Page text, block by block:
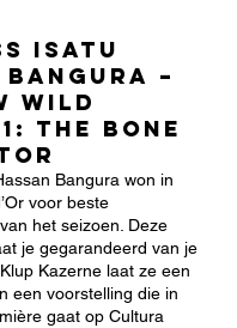
Isatu
Bangura –
Wild
the Bone
Bangura won in
voor beste
het seizoen. Deze
je gegarandeerd van je
Kazerne laat ze een
een voorstelling die in
gaat op Cultura